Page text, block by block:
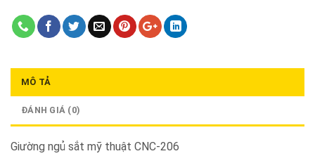
MÔ TẢ
ĐÁNH GIÁ (0)
Giường ngủ sắt mỹ thuật CNC-206